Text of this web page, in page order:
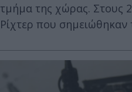
τμήμα της χώρας. Στους
Ρίχτερ που σημειώθηκαν